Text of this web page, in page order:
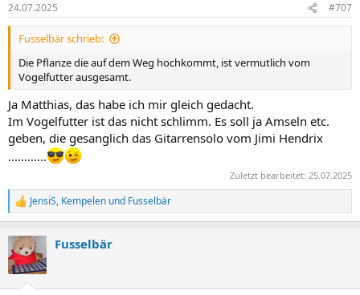
e
n
24.07.2025 #707
Fusselbär schrieb:
Die Pflanze die auf dem Weg hochkommt, ist vermutlich vom
Vogelfutter ausgesamt.
Ja Matthias, das habe ich mir gleich gedacht.
Im Vogelfutter ist das nicht schlimm. Es soll ja Amseln etc.
geben, die gesanglich das Gitarrensolo vom Jimi Hendrix
............
Zuletzt bearbeitet: 25.07.2025
R
e
k
t
i
JensiS, Kempelen und Fusselbär
Fusselbär